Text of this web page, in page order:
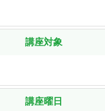
講座対象
講座曜日